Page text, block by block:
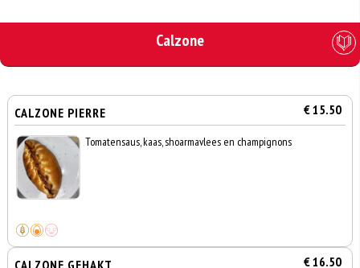
Calzone
CALZONE PIERRE € 15.50
Tomatensaus, kaas, shoarmavlees en champignons
CALZONE GEHAKT € 16.50